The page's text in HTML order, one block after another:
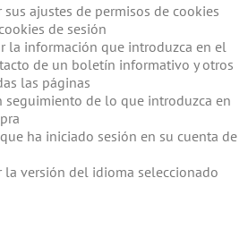
sus ajustes de permisos de cookies
de sesión
la información que introduzca en el
de un boletín informativo y otros
las páginas
seguimiento de lo que introduzca en
ha iniciado sesión en su cuenta de
la versión del idioma seleccionado